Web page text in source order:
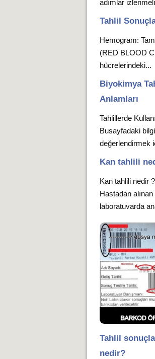
adımlar
Tahlil
Hemogram:
(RED BLOOD
hücrelerindeki...
Biyokimya
Anlamları
Tahlillerde
Busayfadaki
değerlendirmek
Kan tahlili
Kan tahlili nedir
Hastadan
laboratuvarda
Tahlil
nedir?